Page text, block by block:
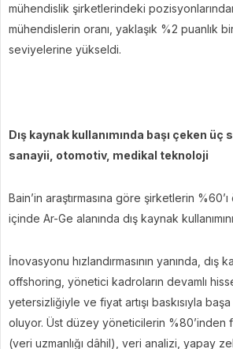
mühendislik şirketlerindeki
mühendislerin oranı, yaklaşık %2 puanlık
seviyelerine yükseldi.
Dış kaynak kullanımında başı çeken
sanayii, otomotiv, medikal teknoloji
Bain’in araştırmasına göre şirketlerin
içinde Ar-Ge alanında dış kaynak
İnovasyonu hızlandırmasının yanında, dış
offshoring, yönetici kadroların devamlı
yetersizliğiyle ve fiyat artışı baskısıyla başa
oluyor. Üst düzey yöneticilerin %80’inden
(veri uzmanlığı dâhil), veri analizi, yapay